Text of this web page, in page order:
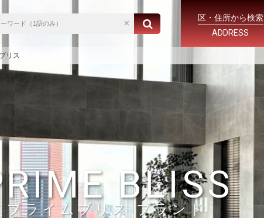
区・住所から検索
ADDRESS
リス
BLISS
プライムブリス ブランド